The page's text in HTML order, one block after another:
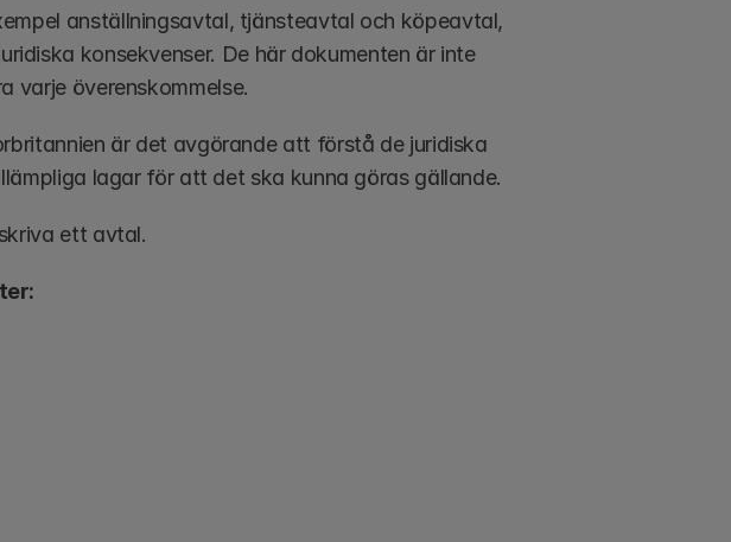
anställningsavtal, tjänsteavtal och köpeavtal,
konsekvenser. De här dokumenten är inte
varje överenskommelse.
är det avgörande att förstå de juridiska
lagar för att det ska kunna göras gällande.
ett avtal.